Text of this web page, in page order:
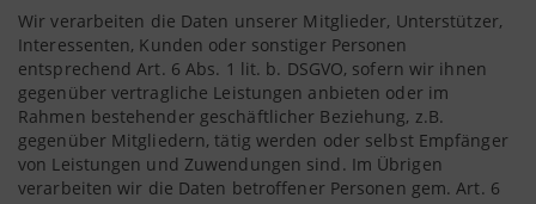
Wir verarbeiten die Daten unserer Mitglieder, Unterstützer,
Interessenten, Kunden oder sonstiger Personen
entsprechend Art. 6 Abs. 1 lit. b. DSGVO, sofern wir ihnen
gegenüber vertragliche Leistungen anbieten oder im
Rahmen bestehender geschäftlicher Beziehung, z.B.
gegenüber Mitgliedern, tätig werden oder selbst Empfänger
von Leistungen und Zuwendungen sind. Im Übrigen
verarbeiten wir die Daten betroffener Personen gem. Art. 6